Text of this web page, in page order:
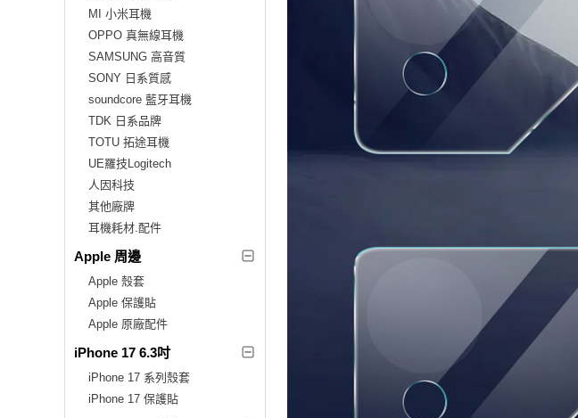
MI 小米耳機
OPPO 真無線耳機
SAMSUNG 高音質
SONY 日系質感
soundcore 藍牙耳機
TDK 日系品牌
TOTU 拓途耳機
UE羅技Logitech
人因科技
其他廠牌
耳機耗材.配件
Apple 周邊
Apple 殼套
Apple 保護貼
Apple 原廠配件
iPhone 17 6.3吋
iPhone 17 系列殼套
iPhone 17 保護貼